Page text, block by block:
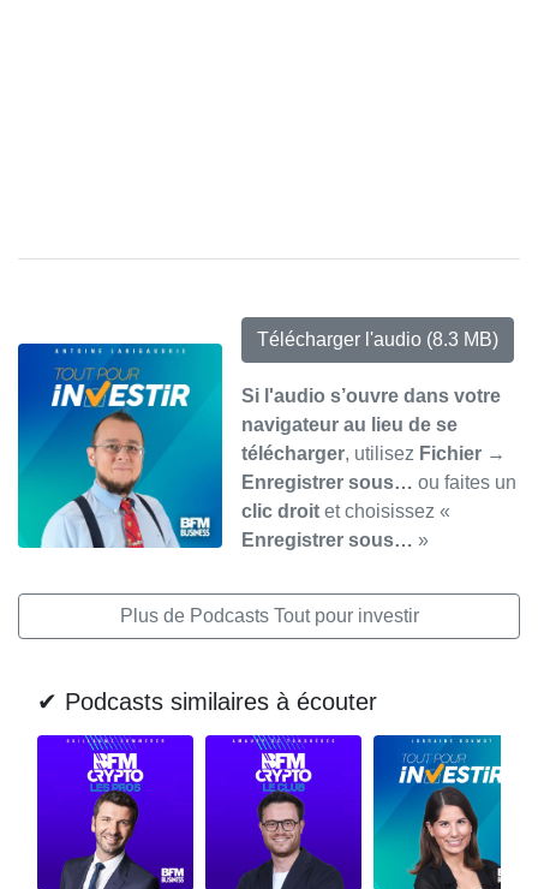
Télécharger l'audio (8.3 MB)
Si l'audio s’ouvre dans votre
navigateur au lieu de se
télécharger, utilisez Fichier →
Enregistrer sous… ou faites un
clic droit et choisissez «
Enregistrer sous… »
Plus de Podcasts Tout pour investir
✔ Podcasts similaires à écouter